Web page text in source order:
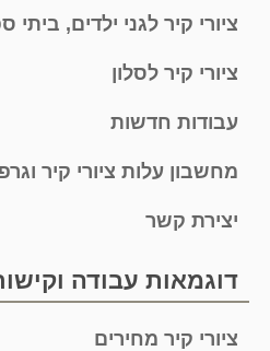
ציורי קיר לגני ילדים, ביתי
ציורי קיר לסלון
עבודות חדשות
מחשבון עלות ציורי קיר
יצירת קשר
דוגמאות עבודה
ציורי קיר מחירים